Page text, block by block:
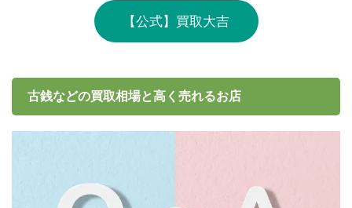
【公式】買取大吉
古銭などの買取相場と高く売れるお店